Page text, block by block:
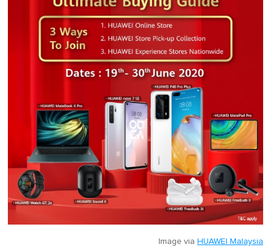
Image via HUAWEI Malaysia